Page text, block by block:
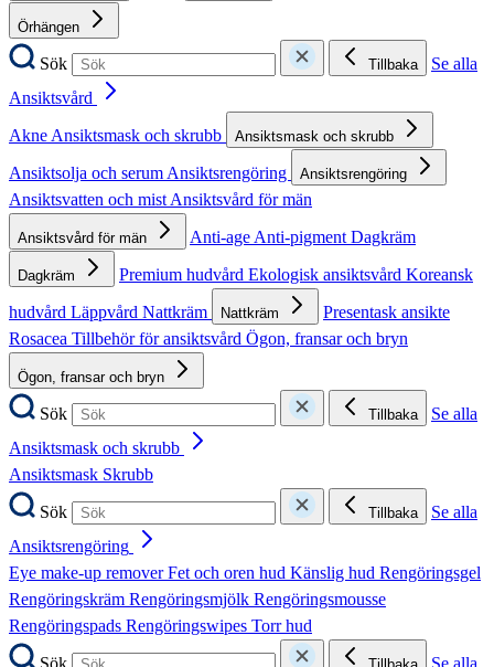
Örhängen
Sök Tillbaka
Se alla
Ansiktsvård
AkneAnsiktsmask och skrubb Ansiktsmask och skrubb
Ansiktsolja och serumAnsiktsrengöring Ansiktsrengöring
Ansiktsvatten och mistAnsiktsvård för män
Ansiktsvård för män Anti-ageAnti-pigmentDagkräm
Dagkräm Premium hudvård Ekologisk ansiktsvård Koreansk
hudvård Läppvård Nattkräm Nattkräm
Presentask ansikte
Rosacea Tillbehör för ansiktsvård Ögon, fransar och bryn
Ögon, fransar och bryn
Sök Tillbaka
Se alla
Ansiktsmask och skrubb
Ansiktsmask Skrubb
Sök
Tillbaka
Se alla
Ansiktsrengöring
Eye make-up removerFet och oren hud Känslig hud Rengöringsgel
Rengöringskräm Rengöringsmjölk Rengöringsmousse
Rengöringspads Rengöringswipes Torr hud